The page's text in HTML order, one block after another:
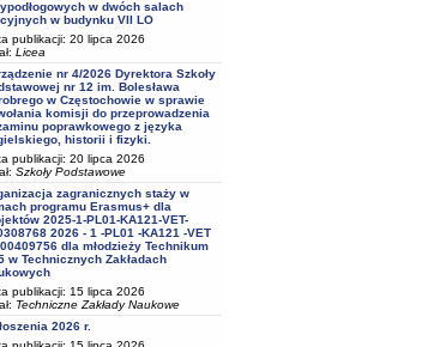
w dwóch salach
w budynku VII LO
publikacji: 20 lipca 2026
Licea
nr 4/2026 Dyrektora Szkoły
nr 12 im. Bolesława
w Częstochowie w sprawie
komisji do przeprowadzenia
poprawkowego z języka
historii i fizyki.
publikacji: 20 lipca 2026
Szkoły Podstawowe
zagranicznych staży w
programu Erasmus+ dla
2025-1-PL01-KA121-VET-
2026 - 1 -PL01 -KA121 -VET
dla młodzieży Technikum
w Technicznych Zakładach
publikacji: 15 lipca 2026
Techniczne Zakłady Naukowe
2026 r.